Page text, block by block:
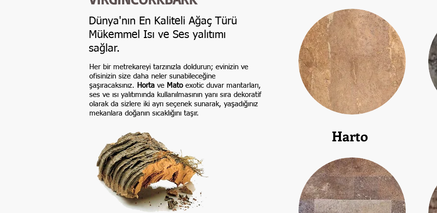
Dünya'nın En Kaliteli Ağaç Türü
Mükemmel Isı ve Ses yalıtımı
sağlar.
Her bir metrekareyi tarzınızla doldurun; evinizin ve
ofisinizin size daha neler sunabileceğine
şaşıracaksınız. Horta ve Mato exotic duvar mantarları,
ses ve ısı yalıtımında kullanılmasının yanı sıra dekoratif
olarak da sizlere iki ayrı seçenek sunarak, yaşadığınız
mekanlara doğanın sıcaklığını taşır.
Harto